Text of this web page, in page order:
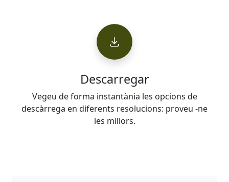
Descarregar
Vegeu de forma instantània les opcions de
descàrrega en diferents resolucions: proveu -ne
les millors.